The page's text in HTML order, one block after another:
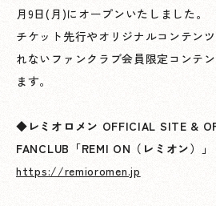
月9日(月)にオープンいたしました。
チケット先行やオリジナルコンテン
れないファンクラブ会員限定コンテ
ます。
◆レミオロメン OFFICIAL SITE &
FANCLUB「REMI ON（レミオン）」
https://remioromen.jp